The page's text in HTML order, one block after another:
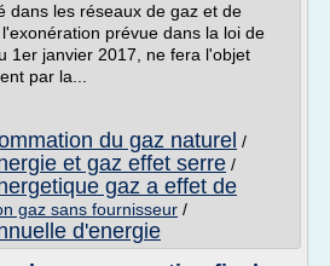
dans les réseaux de gaz et de
prévue dans la loi de
1er janvier 2017, ne fera l'objet
par la...
du gaz naturel /
et gaz effet serre /
gaz a effet de
gaz sans fournisseur /
d'energie